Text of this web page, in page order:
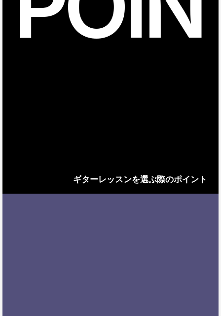
ギターレッスンを選ぶ際のポイント